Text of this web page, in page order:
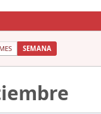
MES SEMANA